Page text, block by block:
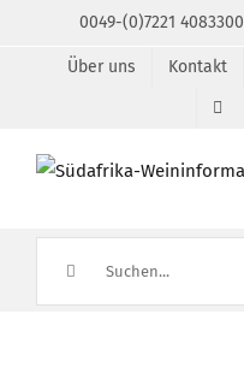
0049-(0)7221 4083300
Über uns Kontakt
nach: